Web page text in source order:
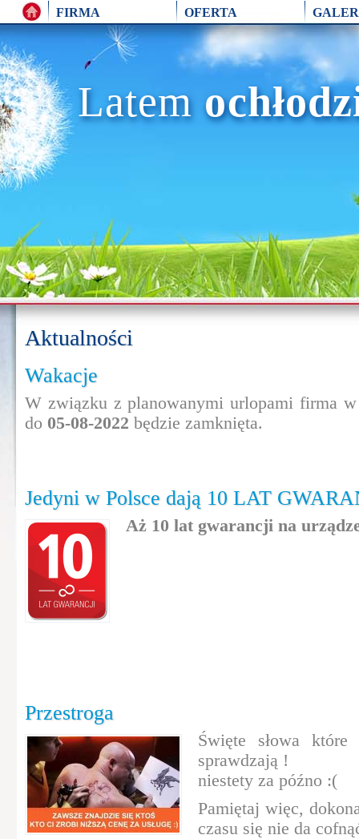
FIRMA OFERTA
Latem
Aktualności
Wakacje
W związku z planowanymi urlopami firma
do 05-08-2022 będzie zamknięta.
Jedyni w Polsce dają 10 LAT
Aż 10 lat gwarancji na
Przestroga
Święte słowa
sprawdzają !
niestety za późno :(
Pamiętaj więc,
czasu się nie da